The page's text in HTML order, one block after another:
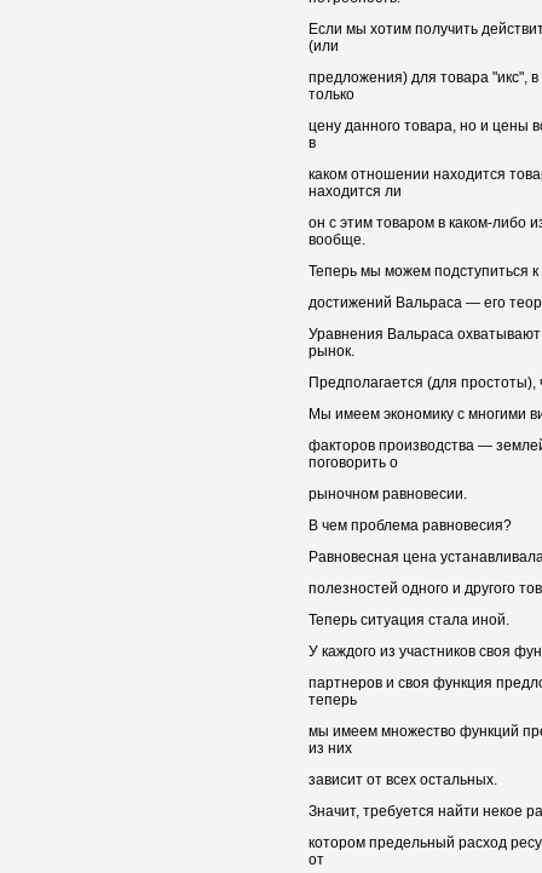
Если мы хотим получить
(или
предложения) для товара "икс",
только
цену данного товара, но и цены
в
каком отношении находится
находится ли
он с этим товаром в каком-либо
вообще.
Теперь мы можем подступиться
достижений Вальраса — его
Уравнения Вальраса
рынок.
Предполагается (для простоты),
Мы имеем экономику с многими
факторов производства —
поговорить о
рыночном равновесии.
В чем проблема равновесия?
Равновесная цена
полезностей одного и другого
Теперь ситуация стала иной.
У каждого из участников своя
партнеров и своя функция
теперь
мы имеем множество функций
из них
зависит от всех остальных.
Значит, требуется найти некое
котором предельный расход
от